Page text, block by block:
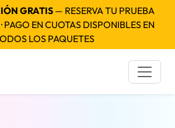
GRATIS — RESERVA TU PRUEBA
PAGO EN CUOTAS DISPONIBLES EN
LOS PAQUETES